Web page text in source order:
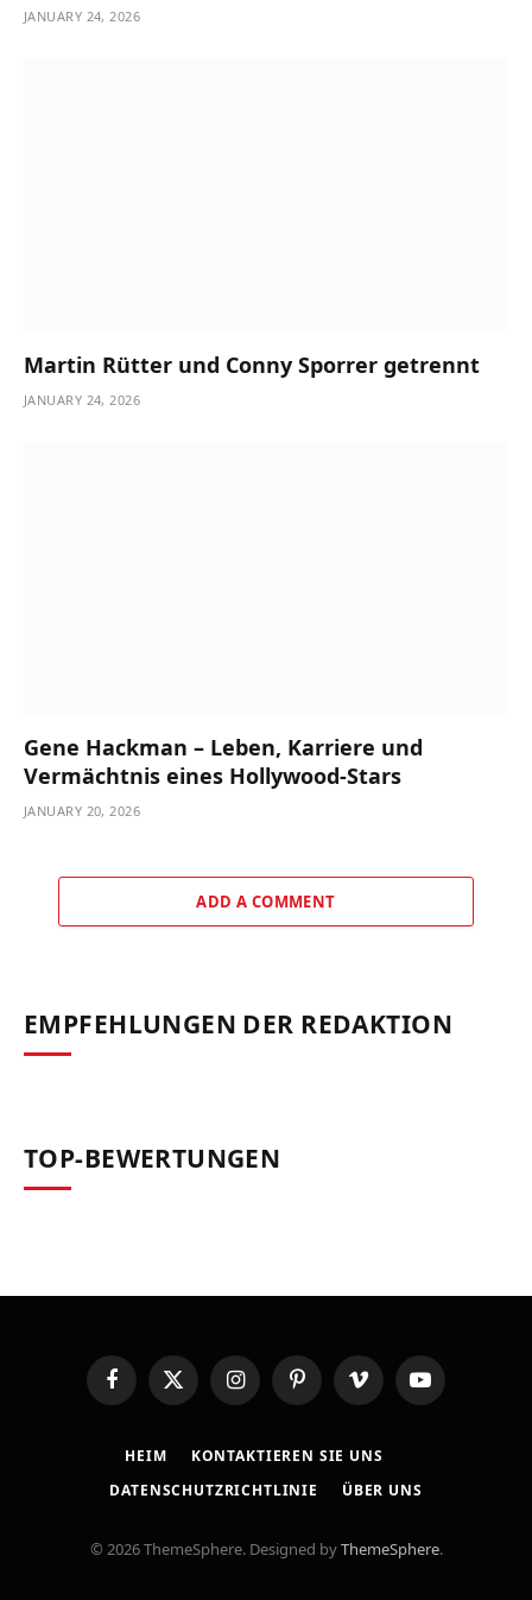
JANUARY 24, 2026
Martin Rütter und Conny Sporrer getrennt
JANUARY 24, 2026
Gene Hackman – Leben, Karriere und
Vermächtnis eines Hollywood-Stars
JANUARY 20, 2026
ADD A COMMENT
EMPFEHLUNGEN DER REDAKTION
TOP-BEWERTUNGEN
FacebookX
(Twitter)
InstagramPinterestVimeo YouTube
HEIM
KONTAKTIEREN SIE UNS
DATENSCHUTZRICHTLINIE
ÜBER UNS
© 2026 ThemeSphere. Designed byThemeSphere.